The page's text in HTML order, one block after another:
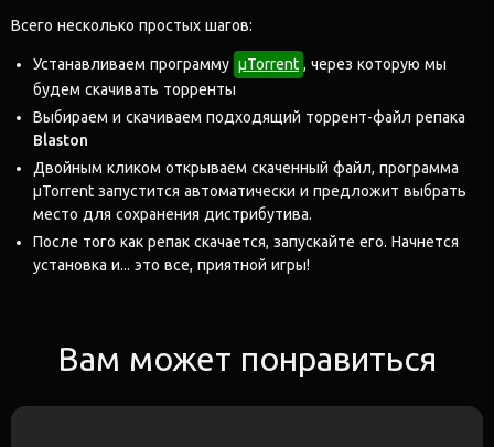
Всего несколько простых шагов:
Устанавливаем программу μTorrent , через которую мы
будем скачивать торренты
Выбираем и скачиваем подходящий торрент-файл репака
Blaston
Двойным кликом открываем скаченный файл, программа
μTorrent запустится автоматически и предложит выбрать
место для сохранения дистрибутива.
После того как репак скачается, запускайте его. Начнется
установка и... это все, приятной игры!
Вам может понравиться